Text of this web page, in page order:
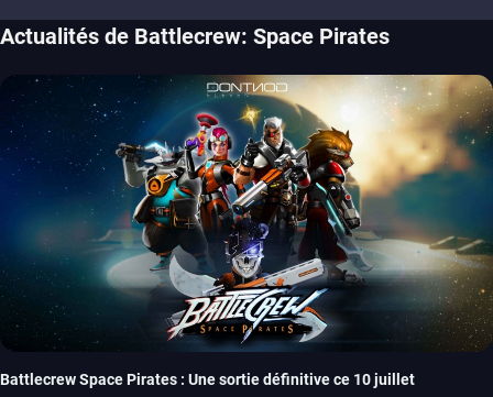
Actualités de Battlecrew: Space Pirates
Battlecrew Space Pirates : Une sortie définitive ce 10 juillet